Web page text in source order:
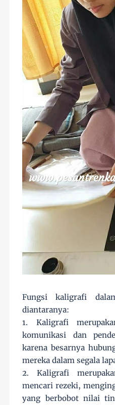
Fungsi kaligrafi
diantaranya:
1. Kaligrafi
komunikasi dan
karena besarnya
mereka dalam segala
2. Kaligrafi
mencari rezeki,
yang berbobot nilai